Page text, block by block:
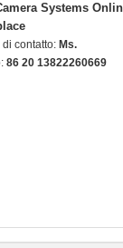
Systems
di contatto: Ms.
86 20 13822260669